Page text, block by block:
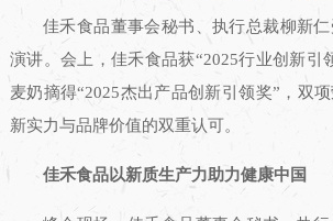
佳禾食品董事会秘书、执行总裁柳新
演讲。会上，佳禾食品获“2025行业创新引
麦奶摘得“2025杰出产品创新引领奖”，双
新实力与品牌价值的双重认可。
佳禾食品以新质生产力助力健康中国